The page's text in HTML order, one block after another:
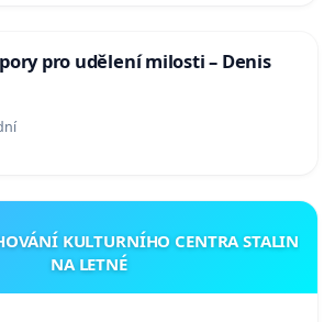
pro udělení milosti – Denis
KULTURNÍHO CENTRA STALIN
NA LETNÉ